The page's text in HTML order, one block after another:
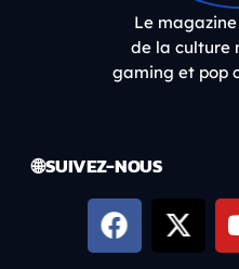
Le
de la culture
gaming et pop
🌐 SUIVEZ-NOUS